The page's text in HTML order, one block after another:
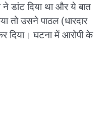
डांट दिया था और ये बात
तो उसने पाठल (धारदार
दिया। घटना में आरोपी के